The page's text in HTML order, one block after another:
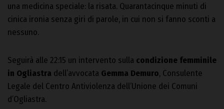
una medicina speciale: la risata. Quarantacinque minuti di
cinica ironia senza giri di parole, in cui non si fanno sconti a
nessuno.
Seguirà alle 22:15 un intervento sulla condizione femminile
in Ogliastra dell’avvocata Gemma Demuro, Consulente
Legale del Centro Antiviolenza dell’Unione dei Comuni
d’Ogliastra.